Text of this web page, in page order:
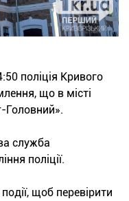
поліція Кривого
що в місті
Головний».
служба
поліції.
щоб перевірити